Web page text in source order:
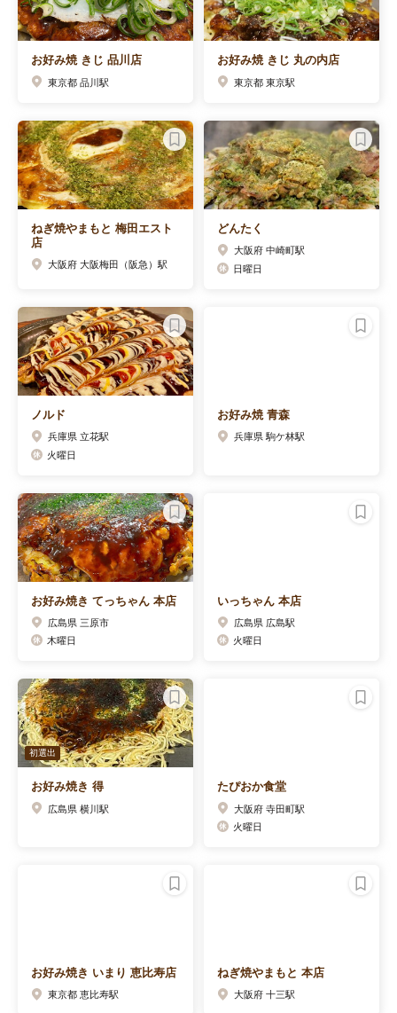
お好み焼 きじ 品川店
東京都 品川駅
お好み焼 きじ 丸の内店
東京都 東京駅
ねぎ焼やまもと 梅田エスト
店
大阪府 大阪梅田（阪急）駅
どんたく
大阪府 中崎町駅
日曜日
ノルド
兵庫県 立花駅
火曜日
お好み焼 青森
兵庫県 駒ケ林駅
お好み焼き てっちゃん 本店
広島県 三原市
木曜日
いっちゃん 本店
広島県 広島駅
火曜日
初選出
お好み焼き 得
広島県 横川駅
たぴおか食堂
大阪府 寺田町駅
火曜日
お好み焼き いまり 恵比寿店
東京都 恵比寿駅
ねぎ焼やまもと 本店
大阪府 十三駅